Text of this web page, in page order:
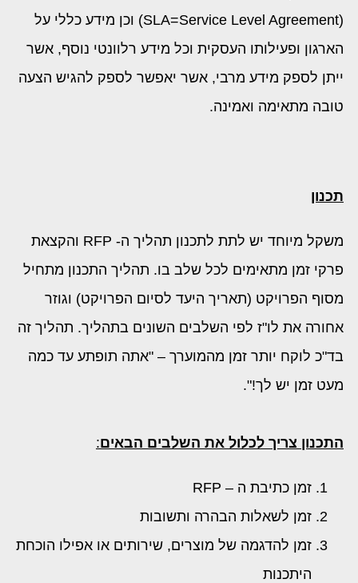
(SLA=Service Level Agreement) וכן מידע כללי על
הארגון ופעילותו העסקית וכל מידע רלוונטי נוסף, אשר
ייתן לספק מידע מרבי, אשר יאפשר לספק להגיש הצעה
טובה מתאימה ואמינה.
תכנון
משקל מיוחד יש לתת לתכנון תהליך ה- RFP והקצאת
פרקי זמן מתאימים לכל שלב בו. תהליך התכנון מתחיל
מסוף הפרויקט (תאריך היעד לסיום הפרויקט) וגוזר
אחורה את לו"ז לפי השלבים השונים בתהליך. תהליך זה
בד"כ לוקח יותר זמן מהמוערך – "אתה תופתע עד כמה
מעט זמן יש לך!".
התכנון צריך לכלול את השלבים הבאים:
זמן כתיבת ה – RFP
זמן לשאלות הבהרה ותשובות
זמן להדגמה של מוצרים, שירותים או אפילו הוכחת
היתכנות